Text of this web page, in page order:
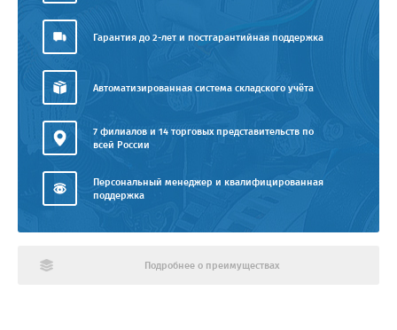
Гарантия до 2-лет и постгарантийная поддержка
Автоматизированная система складского учёта
7 филиалов и 14 торговых представительств по
всей России
Персональный менеджер и квалифицированная
поддержка
Подробнее о преимуществах